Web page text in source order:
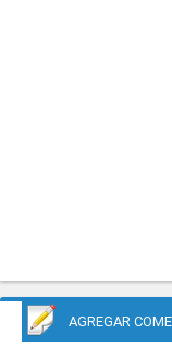
AGREGAR